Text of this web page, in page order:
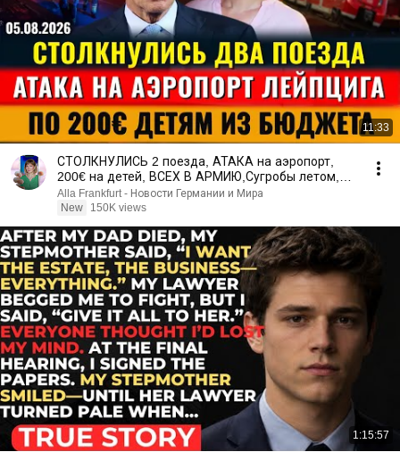
11:33
СТОЛКНУЛИСЬ 2 поезда, АТАКА на аэропорт,
200€ на детей, ВСЕХ В АРМИЮ,Сугробы летом,
Новости Германии
Alla Frankfurt - Новости Германии и Мира
New
150K views
1:15:57